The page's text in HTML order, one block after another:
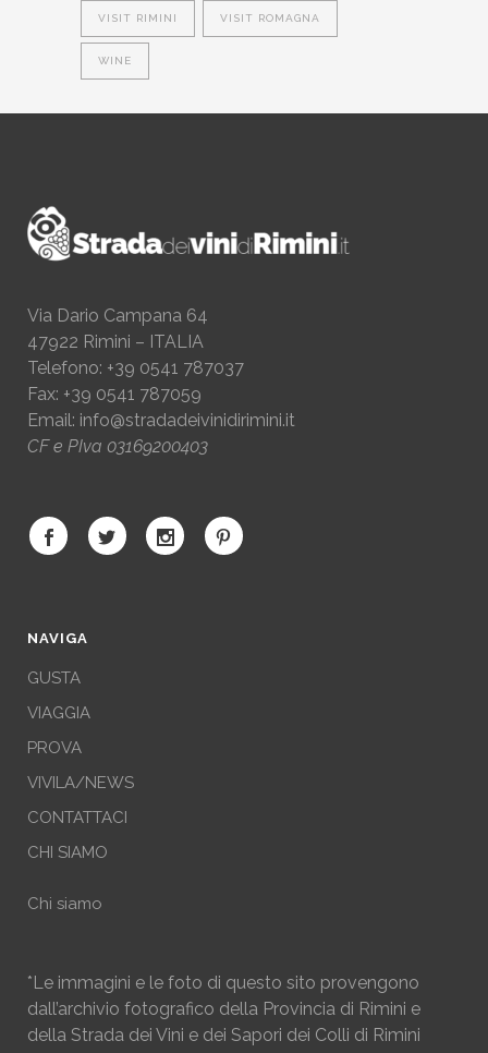
VISIT RIMINI VISIT ROMAGNA
WINE
Via Dario Campana 64
47922 Rimini – ITALIA
Telefono: +39 0541 787037
Fax: +39 0541 787059
Email: info@stradadeivinidirimini.it
CF e PIva 03169200403
NAVIGA
GUSTA
VIAGGIA
PROVA
VIVILA/NEWS
CONTATTACI
CHI SIAMO
Chi siamo
*Le immagini e le foto di questo sito provengono
dall’archivio fotografico della Provincia di Rimini e
della Strada dei Vini e dei Sapori dei Colli di Rimini